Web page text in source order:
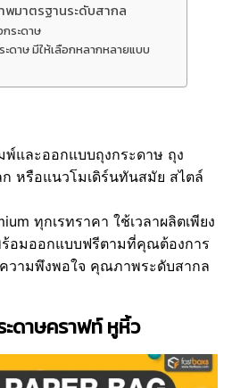
มาตรฐานระดับสากล
ระดาษ
ะดาษ มีให้เลือกหลากหลายแบบ
และออกแบบถุงกระดาษ ถุง
หรือแนวโมเดิร์นทันสมัย สไตล์
ทุกเรทราคา ใช้เวลาผลิตเพียง
ร้อมออกแบบฟรีตามที่คุณต้องการ
วามพึงพอใจ คุณภาพระดับสากล
ดาษคราฟท์ หูหิ้ว